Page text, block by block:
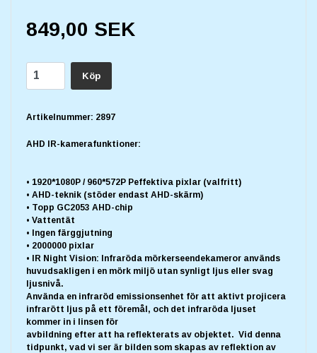
849,00 SEK
Köp
Artikelnummer: 2897
AHD IR-kamerafunktioner:
• 1920*1080P / 960*572P Peffektiva pixlar (valfritt)
• AHD-teknik (stöder endast AHD-skärm)
• Topp GC2053 AHD-chip
• Vattentät
• Ingen färggjutning
• 2000000 pixlar
• IR Night Vision: Infraröda mörkerseendekameror används
huvudsakligen i en mörk miljö utan synligt ljus eller svag
ljusnivå.
Använda en infraröd emissionsenhet för att aktivt projicera
infrarött ljus på ett föremål, och det infraröda ljuset
kommer in i linsen för
avbildning efter att ha reflekterats av objektet. Vid denna
tidpunkt, vad vi ser är bilden som skapas av reflektion av